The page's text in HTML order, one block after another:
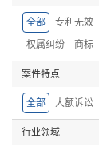
全部 专利无效
权属纠纷
商标
案件特点
全部 大额诉讼
行业领域